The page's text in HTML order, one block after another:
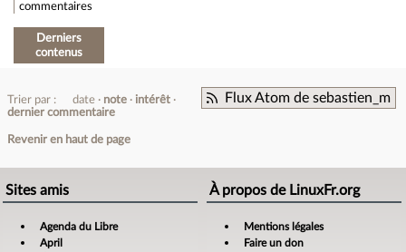
commentaires
Derniers
contenus
Flux Atom de sebastien_m
Trier par : date note
intérêt
dernier commentaire
Revenir en haut de page
Sites amis
Agenda du Libre
April
À propos de LinuxFr.org
Mentions légales
Faire un don